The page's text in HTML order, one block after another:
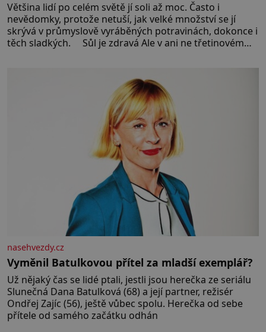
Většina lidí po celém světě jí soli až moc. Často i
nevědomky, protože netuší, jak velké množství se jí
skrývá v průmyslově vyráběných potravinách, dokonce i
těch sladkých. Sůl je zdravá Ale v ani ne třetinovém
nasehvezdy.cz
Vyměnil Batulkovou přítel za mladší exemplář?
Už nějaký čas se lidé ptali, jestli jsou herečka ze seriálu
Slunečná Dana Batulková (68) a její partner, režisér
Ondřej Zajíc (56), ještě vůbec spolu. Herečka od sebe
přítele od samého začátku odhán